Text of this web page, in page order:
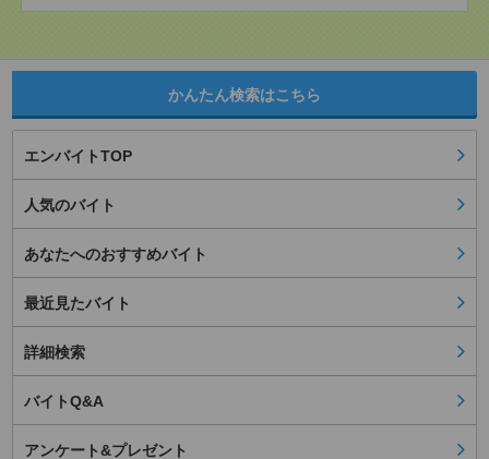
かんたん検索はこちら
エンバイトTOP
人気のバイト
あなたへのおすすめバイト
最近見たバイト
詳細検索
バイトQ&A
アンケート&プレゼント